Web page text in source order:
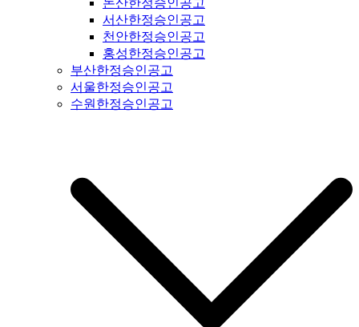
시일간지공고 #경기도광주일간지공고 #광주시일간지공고 #양
평군일간지공고 #여주시일간지공고 #이천시일간지공고 #용인
시일간지공고 #수원시일간지공고 #화성시일간지공고 #오산시
일간지공고 #인천시일간지공고 #평택시일간지공고 #안성시일
간지공고 #평택시일간지공고 #안성시일간지공고 #대부도일간
지공고 #제부도일간지공고 #오이도일간지공고 #서울일간지공
고 #서울시일간지공고 #강서구일간지공고 #양천구일간지공고
대문구일간지공고 #중구일간지공고 #마포구일간지공고 #은평
구일간지공고 #강북구일간지공고 #도봉구일간지공고 #노원구
일간지공고 #중랑구일간지공고 #강원도일간지공고 #철원군일
간지공고 #양구군일간지공고 #인제군일간지공고 #고성군일간
지공고 #속초시일간지공고 #양양군일간지공고 #홍천군일간지
공고 #화천군일간지공고 #춘천시일간지공고 #횡성군일간지공
고 #원주시일간지공고 #평창군일간지공고 #정선군일간지공고
#강릉시일간지공고 #동해시일간지공고 #삼척시일간지공고 #
태백시일간지공고 #영월군일간지공고 #충북일간지공고 #충청
논산한정승인공고
서산한정승인공고
천안한정승인공고
홍성한정승인공고
부산한정승인공고
서울한정승인공고
수원한정승인공고